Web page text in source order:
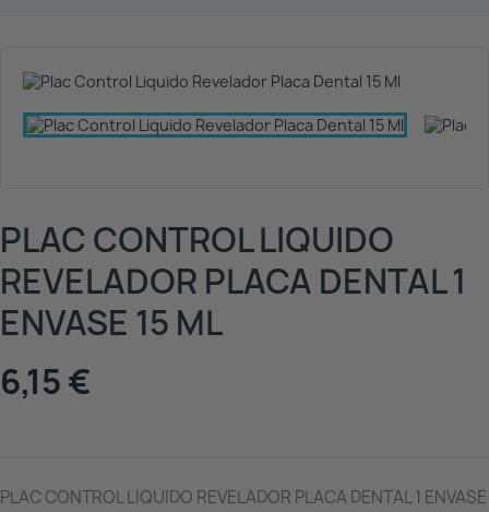
PLAC CONTROL LIQUIDO
REVELADOR PLACA DENTAL 1
ENVASE 15 ML
6,15 €
PLAC CONTROL LIQUIDO REVELADOR PLACA DENTAL 1 ENVASE